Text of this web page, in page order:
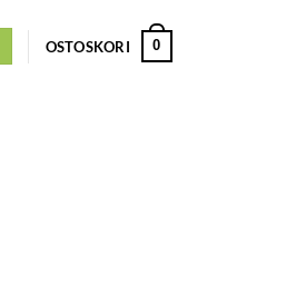
OSTOSKORI 0